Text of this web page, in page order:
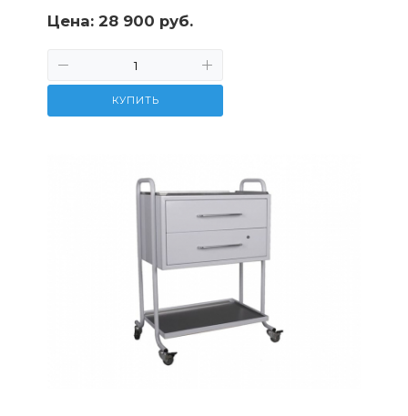
Цена: 28 900 руб.
КУПИТЬ